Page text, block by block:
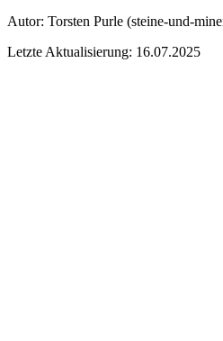
Autor: Torsten Purle (steine-und-
Letzte Aktualisierung: 16.07.2025